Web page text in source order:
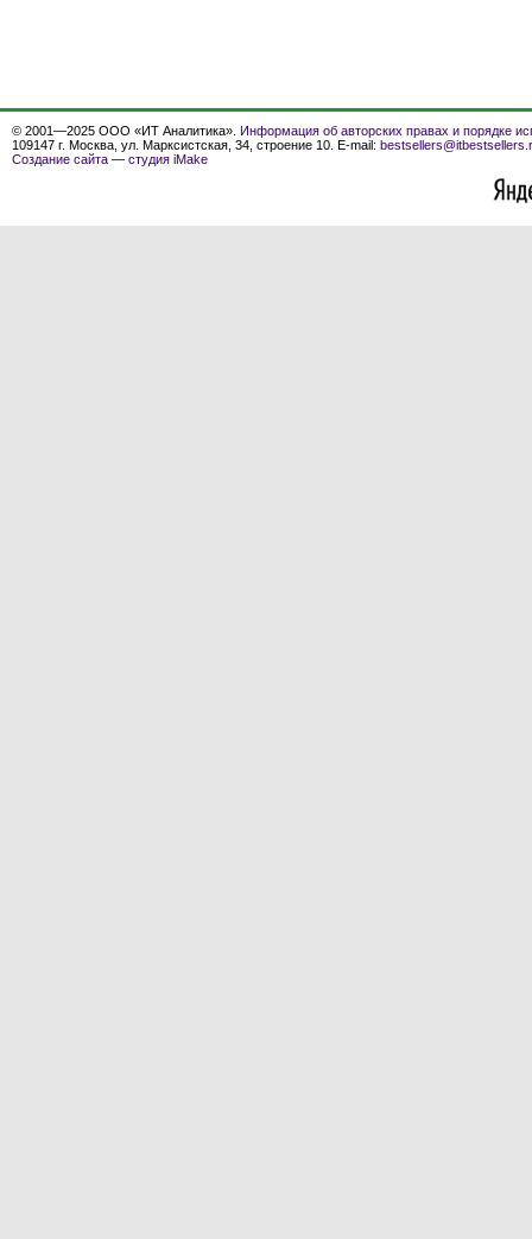
© 2001—2025 ООО «ИТ Аналитика». Информация об авторских правах и порядке
109147 г. Москва, ул. Марксистская, 34, строение 10. E-mail:
Создание сайта — студия iMake